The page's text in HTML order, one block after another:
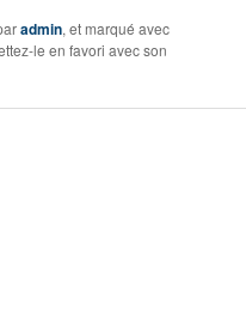
admin, et marqué avec
le en favori avec son